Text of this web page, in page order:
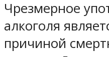
Чрезмерное
алкоголя
причиной